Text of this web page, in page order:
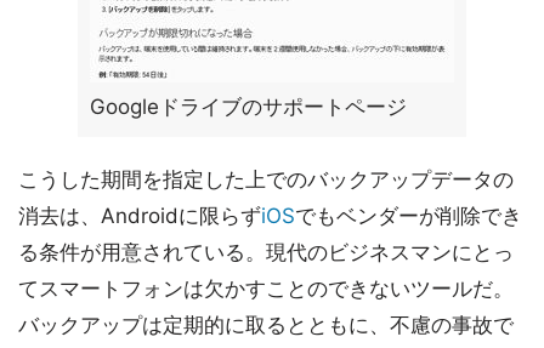
Googleドライブのサポートページ
こうした期間を指定した上でのバックアップデータの
消去は、Androidに限らずiOSでもベンダーが削除でき
る条件が用意されている。現代のビジネスマンにとっ
てスマートフォンは欠かすことのできないツールだ。
バックアップは定期的に取るとともに、不慮の事故で